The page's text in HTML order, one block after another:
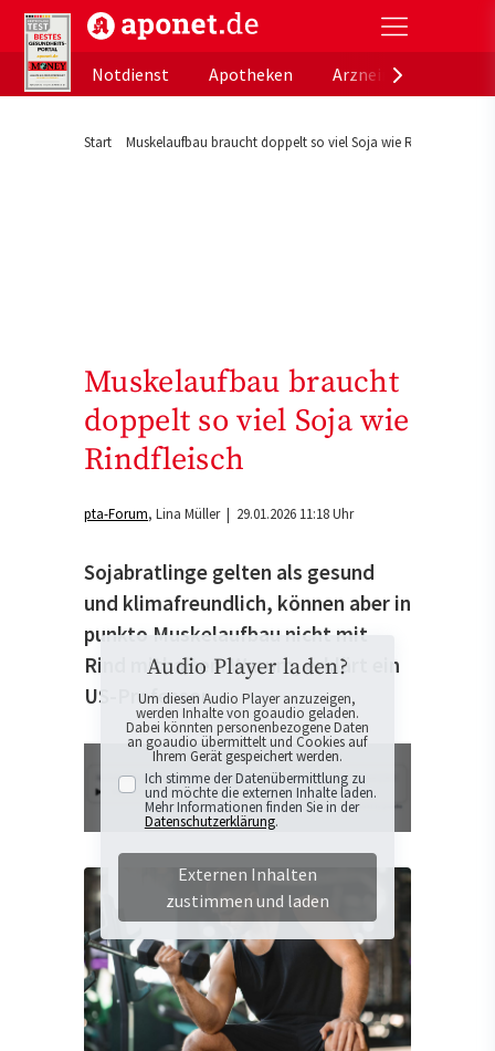
aponet.de - Das offizielle Gesundheitsportal der
Notdienst
Apotheken
Start Muskelaufbau braucht doppelt so viel Soja wie Rindfleisch
Muskelaufbau braucht
doppelt so viel Soja wie
Rindfleisch
pta-Forum Lina Müller| 29.01.2026 11:18 Uhr
Sojabratlinge gelten als gesund
und klimafreundlich, können aber in
punkto Muskelaufbau nicht mit
Rind mithalten. Warum, erklärt ein
US-Professor.
Audio Player laden?
Um diesen Audio Player anzuzeigen,
werden Inhalte von goaudio geladen.
Dabei könnten personenbezogene Daten
an goaudio übermittelt und Cookies auf
Ihrem Gerät gespeichert werden.
Ich stimme der Datenübermittlung zu
und möchte die externen Inhalte laden.
Mehr Informationen finden Sie in der
Datenschutzerklärung.
Externen Inhalten
zustimmen und laden